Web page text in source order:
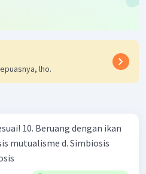
lho.
10. Beruang dengan ikan
mutualisme d. Simbiosis